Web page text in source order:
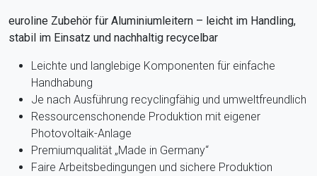
euroline Zubehör für Aluminiumleitern – leicht im Handling,
stabil im Einsatz und nachhaltig recycelbar
Leichte und langlebige Komponenten für einfache
Handhabung
Je nach Ausführung recyclingfähig und umweltfreundlich
Ressourcenschonende Produktion mit eigener
Photovoltaik-Anlage
Premiumqualität „Made in Germany“
Faire Arbeitsbedingungen und sichere Produktion